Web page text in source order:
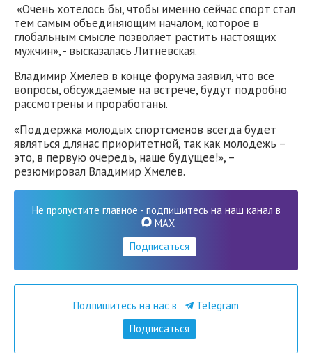
«Очень хотелось бы, чтобы именно сейчас спорт стал
тем самым объединяющим началом, которое в
глобальным смысле позволяет растить настоящих
мужчин», - высказалась Литневская.
Владимир Хмелев в конце форума заявил, что все
вопросы, обсуждаемые на встрече, будут подробно
рассмотрены и проработаны.
«Поддержка молодых спортсменов всегда будет
являться длянас приоритетной, так как молодежь –
это, в первую очередь, наше будущее!», –
резюмировал Владимир Хмелев.
Не пропустите главное - подпишитесь на наш канал в
MAX
Подписаться
Подпишитесь на нас в
Telegram
Подписаться